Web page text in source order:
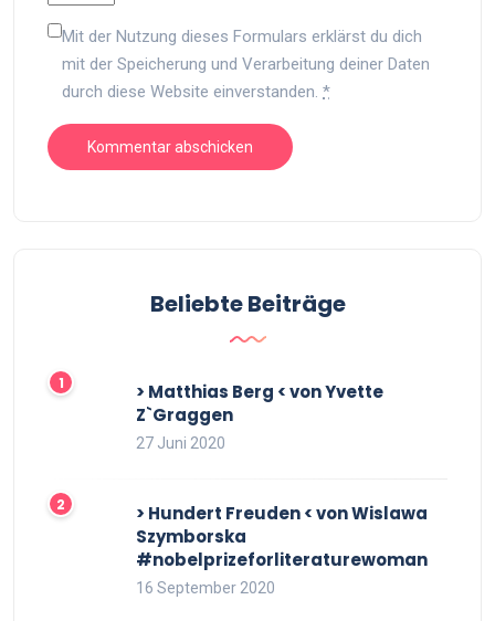
Mit der Nutzung dieses Formulars erklärst du dich
mit der Speicherung und Verarbeitung deiner Daten
durch diese Website einverstanden. *
Beliebte Beiträge
> Matthias Berg < von Yvette
Z`Graggen
27 Juni 2020
> Hundert Freuden < von Wislawa
Szymborska
#nobelprizeforliteraturewoman
16 September 2020